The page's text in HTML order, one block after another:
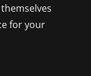
for your